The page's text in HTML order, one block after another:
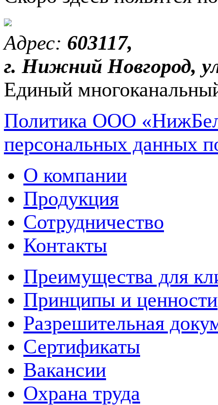
Адрес: 603117,
г. Нижний Новгород,
Единый
Политика ООО
персональных данных
О компании
Продукция
Сотрудничество
Контакты
Преимущества для
Принципы и ценности
Разрешительная
Сертификаты
Вакансии
Охрана труда